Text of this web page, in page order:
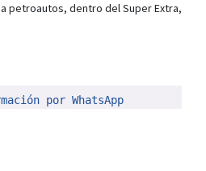
petroautos, dentro del Super Extra,
por WhatsApp